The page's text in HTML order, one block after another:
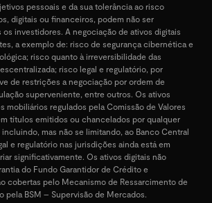
pessoais e da sua tolerância ao risco
digitais ou financeiros, podem não ser
os investidores. A negociação de ativos digitais
a exemplo de: risco de segurança cibernética e
risco quanto à irreversibilidade das
risco legal e regulatório, por
de restrições a negociação por ordem de
superveniente, entre outros. Os ativos
mobiliários regulados pela Comissão de Valores
títulos emitidos ou chancelados por qualquer
mas não se limitando, ao Banco Central
e regulatório nas jurisdições ainda está em
significativamente. Os ativos digitais não
do Fundo Garantidor de Crédito e
cobertas pelo Mecanismo de Ressarcimento de
pela BSM – Supervisão de Mercados.